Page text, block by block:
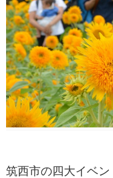
筑西市の四大イベ